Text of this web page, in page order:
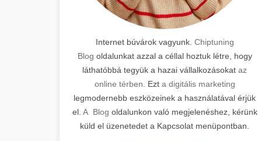
Internet búvárok vagyunk. Chiptuning
Blog oldalunkat azzal a céllal hoztuk létre, hogy
láthatóbbá tegyük a hazai vállalkozásokat az
online térben . Ezt a digitális marketing
legmodernebb eszközeinek a használatával érjük
el. A Blog oldalunkon való megjelenéshez, kérünk
küld el üzenetedet a Kapcsolat menüpontban.